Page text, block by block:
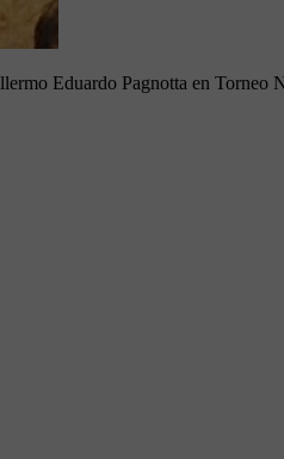
Eduardo Pagnotta en Torneo